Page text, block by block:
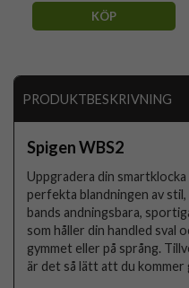
KÖP
PRODUKTBESKRIVNING
Spigen WBS2
Uppgradera din
perfekta blandningen av
bands andningsbara,
som håller din handled sval
gymmet eller på språng.
är det så lätt att du kommer